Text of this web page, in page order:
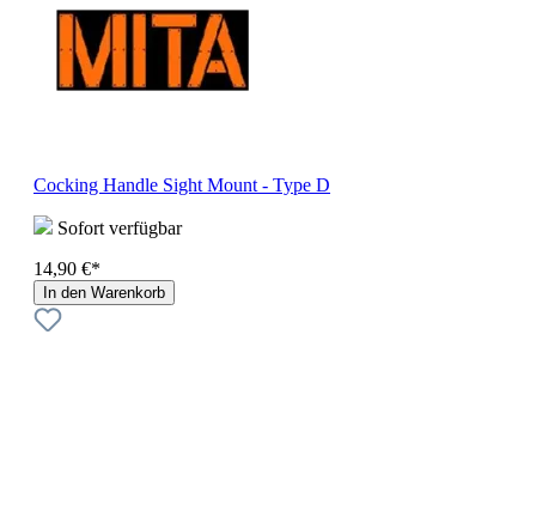
Cocking Handle Sight Mount - Type D
Sofort verfügbar
14,90 €*
In den Warenkorb